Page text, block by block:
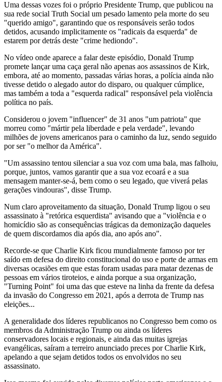
Uma dessas vozes foi o próprio Presidente Trump, que publicou na
sua rede social Truth Social um pesado lamento pela morte do seu
"querido amigo", garantindo que os responsáveis serão todos
detidos, acusando implicitamente os "radicais da esquerda" de
estarem por detrás deste "crime hediondo".
No vídeo onde aparece a falar deste episódio, Donald Trump
promete lançar uma caça geral não apenas aos assassinos de Kirk,
embora, até ao momento, passadas várias horas, a polícia ainda não
tivesse detido o alegado autor do disparo, ou qualquer cúmplice,
mas também a toda a "esquerda radical" responsável pela violência
política no país.
Considerou o jovem "influencer" de 31 anos "um patriota" que
morreu como "mártir pela liberdade e pela verdade", levando
milhões de jovens americanos para o caminho da luz, sendo seguido
por ser "o melhor da América".
"Um assassino tentou silenciar a sua voz com uma bala, mas falhoiu,
porque, juntos, vamos garantir que a sua voz ecoará e a sua
mensagem manter-se-á, bem como o seu legado, que viverá pelas
gerações vindouras", disse Trump.
Num claro aproveitamento da situação, Donald Trump ligou o seu
assassinato à "retórica esquerdista" avisando que a "violência e o
homicídio são as consequências trágicas da demonização daqueles
de quem discordamos dia após dia, ano após ano".
Recorde-se que Charlie Kirk ficou mundialmente famoso por ter
saído em defesa do direito constitucional do uso e porte de armas em
diversas ocasiões em que estas foram usadas para matar dezenas de
pessoas em vários tiroteios, e ainda porque a sua organização,
"Turning Point" foi uma das que esteve na linha da frente da defesa
da invasão do Congresso em 2021, após a derrota de Trump nas
eleições...
A generalidade dos líderes republicanos no Congresso bem como os
membros da Administração Trump ou ainda os líderes
conservadores locais e regionais, e ainda das muitas igrejas
evangélicas, saíram a terreiro anunciado preces por Charlie Kirk,
apelando a que sejam detidos todos os envolvidos no seu
assassinato.